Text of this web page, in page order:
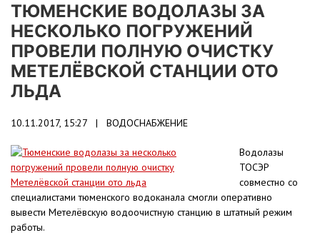
ТЮМЕНСКИЕ ВОДОЛАЗЫ ЗА
НЕСКОЛЬКО ПОГРУЖЕНИЙ
ПРОВЕЛИ ПОЛНУЮ ОЧИСТКУ
МЕТЕЛЁВСКОЙ СТАНЦИИ ОТО
ЛЬДА
10.11.2017, 15:27 | ВОДОСНАБЖЕНИЕ
Водолазы
ТОСЭР
совместно со
специалистами тюменского водоканала смогли оперативно
вывести Метелёвскую водоочистную станцию в штатный режим
работы.